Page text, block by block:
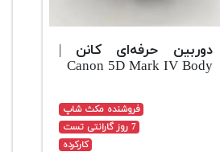
دوربین حرفه‌ای کانن |
Canon 5D Mark IV Body
فروشنده مکث شاپ
7 روز گارانتی تست
کارکرده